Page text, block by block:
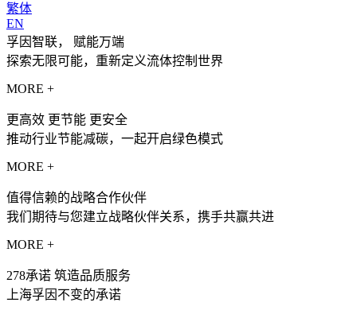
繁体
EN
孚因智联， 赋能万端
探索无限可能，重新定义流体控制世界
MORE +
更高效 更节能 更安全
推动行业节能减碳，一起开启绿色模式
MORE +
值得信赖的战略合作伙伴
我们期待与您建立战略伙伴关系，携手共赢共进
MORE +
278承诺 筑造品质服务
上海孚因不变的承诺